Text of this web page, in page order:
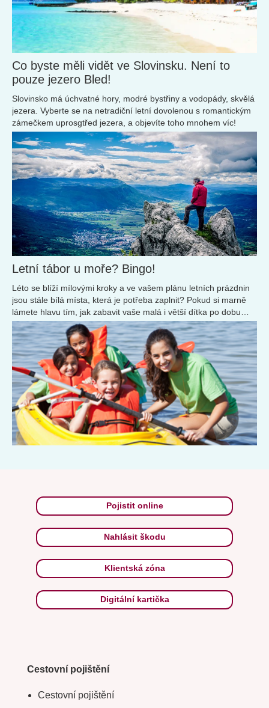
Co byste měli vidět ve Slovinsku. Není to
pouze jezero Bled!
Slovinsko má úchvatné hory, modré bystřiny a vodopády, skvělá
jezera. Vyberte se na netradiční letní dovolenou s romantickým
zámečkem uprosgtřed jezera, a objevíte toho mnohem víc!
Letní tábor u moře? Bingo!
Léto se blíží mílovými kroky a ve vašem plánu letních prázdnin
jsou stále bílá místa, která je potřeba zaplnit? Pokud si marně
lámete hlavu tím, jak zabavit vaše malá i větší dítka po dobu
dlouhých dvou měsíců prázdnin...
Pojistit online
Nahlásit škodu
Klientská zóna
Digitální kartička
Cestovní pojištění
Cestovní pojištění